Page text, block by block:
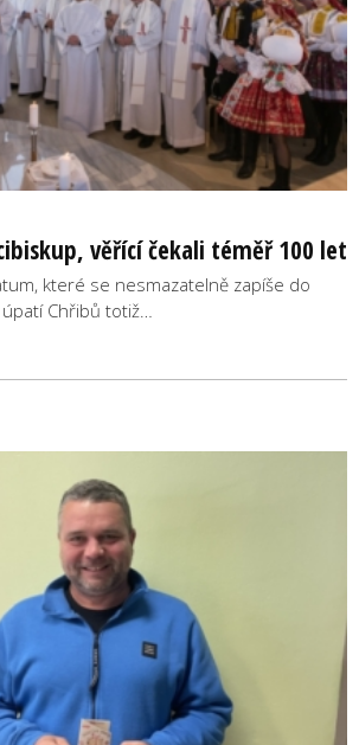
věřící čekali téměř 100 let
které se nesmazatelně zapíše do
úpatí Chřibů totiž…